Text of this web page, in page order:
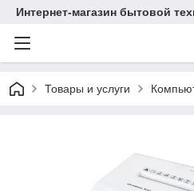
Интернет-магазин бытовой
Товары и услуги